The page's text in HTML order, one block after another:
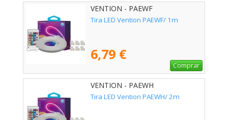
VENTION - PAEWF
Tira LED Vention PAEWF/ 1m
6,79 €
Comprar
VENTION - PAEWH
Tira LED Vention PAEWH/ 2m